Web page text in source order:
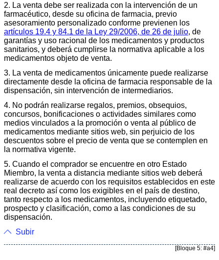
2. La venta debe ser realizada con la intervención de un
farmacéutico, desde su oficina de farmacia, previo
asesoramiento personalizado conforme previenen los
artículos 19.4 y 84.1 de la Ley 29/2006, de 26 de julio, de
garantías y uso racional de los medicamentos y productos
sanitarios, y deberá cumplirse la normativa aplicable a los
medicamentos objeto de venta.
3. La venta de medicamentos únicamente puede realizarse
directamente desde la oficina de farmacia responsable de la
dispensación, sin intervención de intermediarios.
4. No podrán realizarse regalos, premios, obsequios,
concursos, bonificaciones o actividades similares como
medios vinculados a la promoción o venta al público de
medicamentos mediante sitios web, sin perjuicio de los
descuentos sobre el precio de venta que se contemplen en
la normativa vigente.
5. Cuando el comprador se encuentre en otro Estado
Miembro, la venta a distancia mediante sitios web deberá
realizarse de acuerdo con los requisitos establecidos en este
real decreto así como los exigibles en el país de destino,
tanto respecto a los medicamentos, incluyendo etiquetado,
prospecto y clasificación, como a las condiciones de su
dispensación.
Subir
[Bloque 5: #a4]